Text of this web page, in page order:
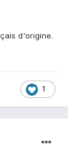
d'origine.
1